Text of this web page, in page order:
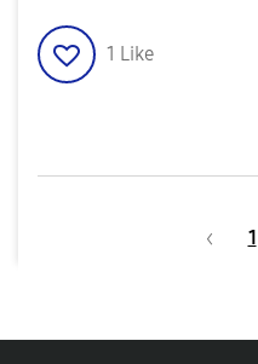
1 Like
1